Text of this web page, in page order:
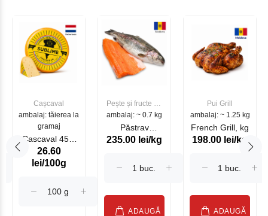
Cașcaval
ambalaj: tăierea la
gramaj
Cascaval 45%
Maasdam
Sublime Cow
26.60
lei/100g
Pește și fructe de
mare
ambalaj: ~ 0.7 kg
Păstrav
Somonat
235.00 lei/kg
ADAUGĂ
Pui Grill
ambalaj: ~ 1.25 kg
French Grill, kg
198.00 lei/kg
ADAUGĂ